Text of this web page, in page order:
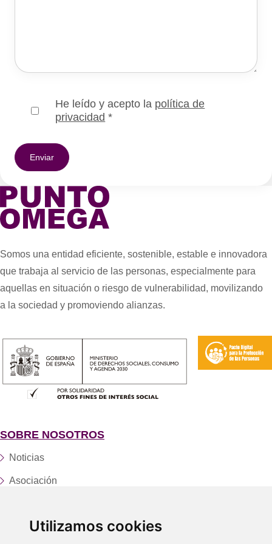
Utilizamos cookies
He leído y acepto la política de
privacidad *
Somos una entidad eficiente, sostenible, estable e innovadora
que trabaja al servicio de las personas, especialmente para
aquellas en situación o riesgo de vulnerabilidad, movilizando
a la sociedad y promoviendo alianzas.
SOBRE NOSOTROS
Noticias
Asociación
Servicios y centros